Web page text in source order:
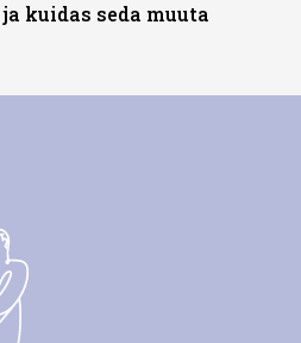
kuidas seda muuta